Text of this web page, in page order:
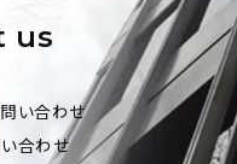
us
い合わせ
合わせ